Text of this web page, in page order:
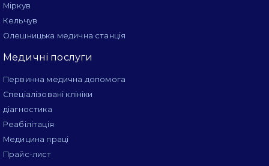
Міркув
Кельчув
Олешницька медична станція
Медичні послуги
Первинна медична допомога
Спеціалізовані клініки
діагностика
Реабілітація
Медицина праці
Прайс-лист